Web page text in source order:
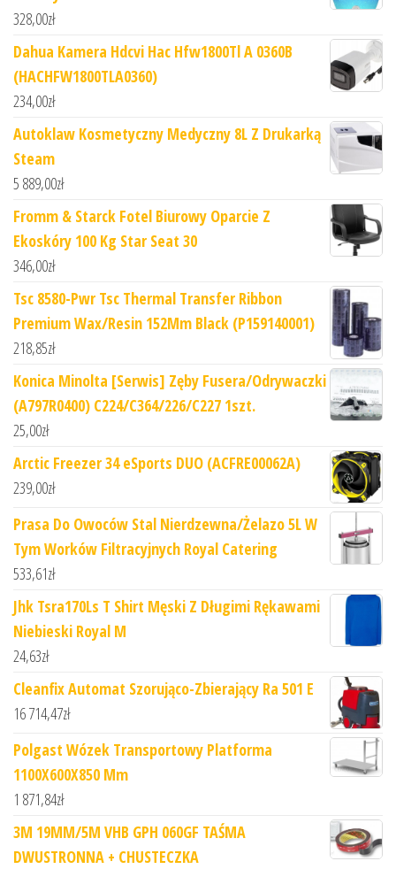
328,00zł
Dahua Kamera Hdcvi Hac Hfw1800Tl A 0360B
(HACHFW1800TLA0360)
234,00zł
Autoklaw Kosmetyczny Medyczny 8L Z Drukarką
Steam
5 889,00zł
Fromm & Starck Fotel Biurowy Oparcie Z
Ekoskóry 100 Kg Star Seat 30
346,00zł
Tsc 8580-Pwr Tsc Thermal Transfer Ribbon
Premium Wax/Resin 152Mm Black (P159140001)
218,85zł
Konica Minolta [Serwis] Zęby Fusera/Odrywaczki
(A797R0400) C224/C364/226/C227 1szt.
25,00zł
Arctic Freezer 34 eSports DUO (ACFRE00062A)
239,00zł
Prasa Do Owoców Stal Nierdzewna/Żelazo 5L W
Tym Worków Filtracyjnych Royal Catering
533,61zł
Jhk Tsra170Ls T Shirt Męski Z Długimi Rękawami
Niebieski Royal M
24,63zł
Cleanfix Automat Szorująco-Zbierający Ra 501 E
16 714,47zł
Polgast Wózek Transportowy Platforma
1100X600X850 Mm
1 871,84zł
3M 19MM/5M VHB GPH 060GF TAŚMA
DWUSTRONNA + CHUSTECZKA